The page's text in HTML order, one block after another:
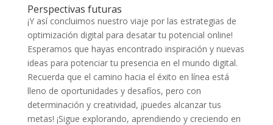
Perspectivas futuras
¡Y así ‌concluimos nuestro viaje ‍por las estrategias‌ de
optimización digital para desatar tu potencial online!
Esperamos que hayas encontrado inspiración y nuevas
ideas para ⁤potenciar tu presencia en ​el mundo digital.
Recuerda que el camino hacia ⁢el éxito⁤ en línea‌ está
lleno de oportunidades y desafíos, pero con⁢
determinación y‌ creatividad, ⁢¡puedes alcanzar tus
metas! ¡Sigue explorando, aprendiendo y creciendo en